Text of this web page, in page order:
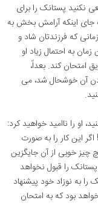
نکنید پستانک را برای
به جای اینکه آرامش بخش به
که فرزندتان شاد و
به احتمال زیاد او
امتحان کند. بعداً،
آن خوشحال شد، می
او را ناامید خواهید کرد:
این کار را به صورت
چیز خوبی از آن جایگزین
را قبول نخواهد
به نوزاد خود پیشنهاد
بود که به امتحان